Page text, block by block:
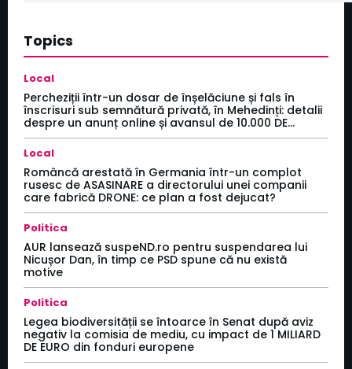
Topics
Local
Percheziții într-un dosar de înșelăciune și fals în
înscrisuri sub semnătură privată, în Mehedinți: detalii
despre un anunț online și avansul de 10.000 DE...
Local
Româncă arestată în Germania într-un complot
rusesc de ASASINARE a directorului unei companii
care fabrică DRONE: ce plan a fost dejucat?
Politica
AUR lansează suspeND.ro pentru suspendarea lui
Nicușor Dan, în timp ce PSD spune că nu există
motive
Politica
Legea biodiversității se întoarce în Senat după aviz
negativ la comisia de mediu, cu impact de 1 MILIARD
DE EURO din fonduri europene